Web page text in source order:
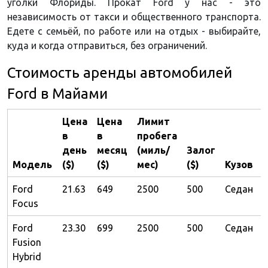
уголки Флориды. Прокат Ford у нас - это
независимость от такси и общественного транспорта.
Едете с семьёй, по работе или на отдых - выбирайте,
куда и когда отправиться, без ограничений.
Стоимость аренды автомобилей
Ford в Майами
Модель
Цена
в
день
($)
Цена
в
месяц
($)
Лимит
пробега
(миль/
мес)
Залог
($)
Кузов
Ford
Focus
21.63 649 2500 500 Седан
Ford
Fusion
Hybrid
23.30 699 2500 500 Седан